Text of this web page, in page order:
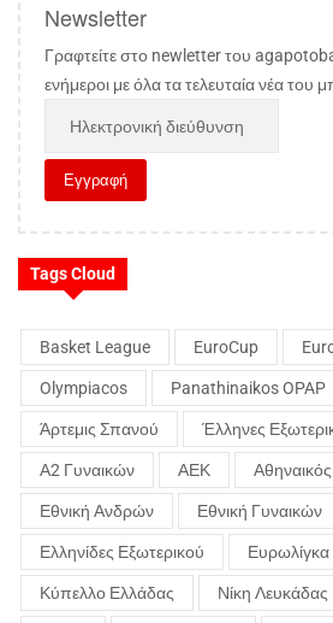
Newsletter
Γραφτείτε στο newletter του
ενήμεροι με όλα τα τελευταία νέα του
Tags Cloud
Basket League EuroCup
Olympiacos Panathinaikos OPAP
Άρτεμις Σπανού Έλληνες
Α2 Γυναικών ΑΕΚ Αθηναικός
Εθνική Ανδρών Εθνική Γυναικών
Ελληνίδες Εξωτερικού Ευρωλίγκα
Κύπελλο Ελλάδας Νίκη Λευκάδας